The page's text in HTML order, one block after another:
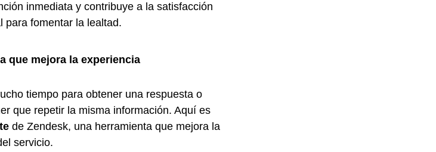
inmediata y contribuye a la satisfacción
para fomentar la lealtad.
que mejora la experiencia
tiempo para obtener una respuesta o
que repetir la misma información. Aquí es
de Zendesk, una herramienta que mejora la
servicio.